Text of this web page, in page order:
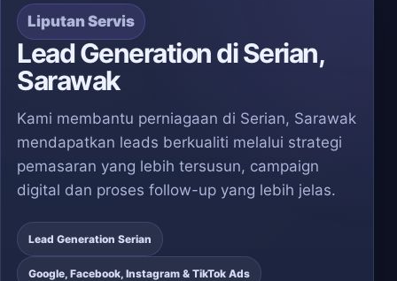
Liputan Servis
Lead Generation di Serian,
Sarawak
Kami membantu perniagaan di Serian, Sarawak
mendapatkan leads berkualiti melalui strategi
pemasaran yang lebih tersusun, campaign
digital dan proses follow-up yang lebih jelas.
Lead Generation Serian
Google, Facebook, Instagram & TikTok Ads